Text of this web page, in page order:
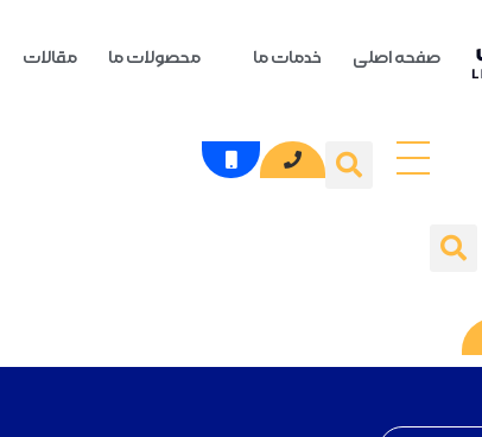
صفحه اصلی خدمات ما محصولات ما مقالات